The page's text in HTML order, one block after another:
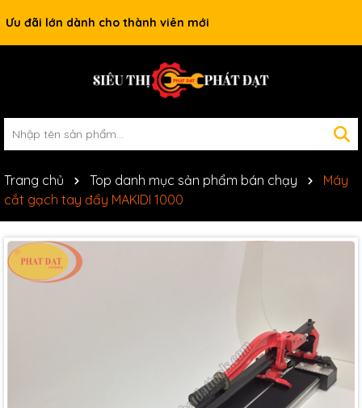
Ưu đãi lớn dành cho thành viên mới
Trang chủ Top danh mục sản phẩm bán chạy
Máy
cắt gạch tay đẩy MAKIDI 1000